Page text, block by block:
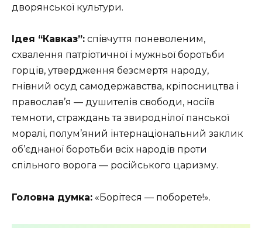
дворянської культури.
Ідея “Кавказ”: співчуття поневоленим,
схвалення патріотичної і мужньої боротьби
горців, утвердження безсмертя народу,
гнівний осуд самодержавства, кріпосництва і
православ’я — душителів свободи, носіїв
темноти, страждань та звироднілої панської
моралі, полум’яний інтернаціональний заклик
об’єднаної боротьби всіх народів проти
спільного ворога — російського царизму.
Головна думка: «Борітеся — поборете!».